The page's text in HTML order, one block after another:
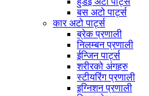
बस अटो पार्ट्स
कार अटो पार्ट्स
ब्रेक प्रणाली
निलम्बन प्रणाली
ईन्जिन पार्ट्स
शरीरको अंगहरु
स्टीयरिंग प्रणाली
इग्निशन प्रणाली